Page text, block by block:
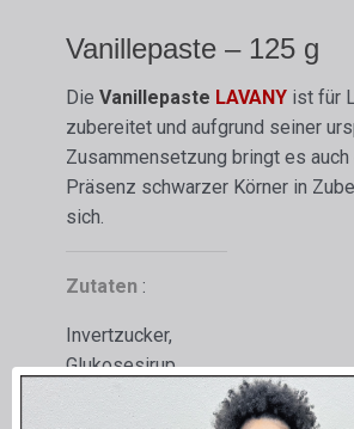
Vanillepaste – 125 g
Die Vanillepaste LAVANY ist für
zubereitet und aufgrund seiner
Zusammensetzung bringt es
Präsenz schwarzer Körner in
sich.
Zutaten :
Invertzucker,
Glukosesirup,
Natürliches Aroma,